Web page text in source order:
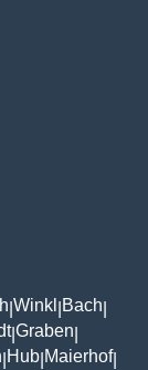
Winkl Bach
|Graben
Hub Maierhof|